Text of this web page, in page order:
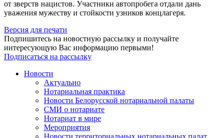
от зверств нацистов. Участники автопробега отдали дань
уважения мужеству и стойкости узников концлагеря.
Версия для печати
Подпишитесь на новостную рассылку и получайте
интересующую Вас информацию первыми!
Подписаться на рассылку
Новости
Актуально
Нотариальная практика
Новости Белорусской нотариальной палаты
СМИ о нотариате
Нотариат в мире
Мероприятия